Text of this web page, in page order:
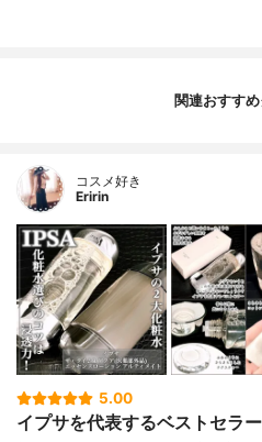
関連おすす
コスメ好き
Eririn
5.00
イプサを代表するベストセラ